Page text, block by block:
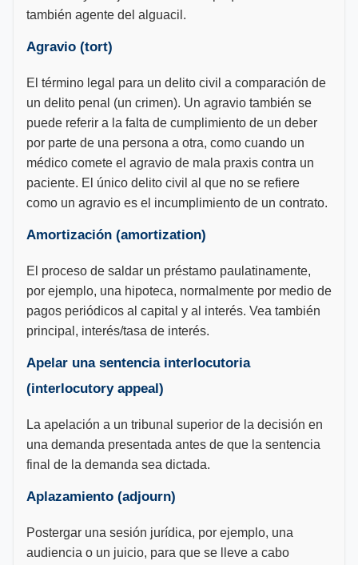
también agente del alguacil.
Agravio (tort)
El término legal para un delito civil a comparación de
un delito penal (un crimen). Un agravio también se
puede referir a la falta de cumplimiento de un deber
por parte de una persona a otra, como cuando un
médico comete el agravio de mala praxis contra un
paciente. El único delito civil al que no se refiere
como un agravio es el incumplimiento de un contrato.
Amortización (amortization)
El proceso de saldar un préstamo paulatinamente,
por ejemplo, una hipoteca, normalmente por medio de
pagos periódicos al capital y al interés. Vea también
principal, interés/tasa de interés.
Apelar una sentencia interlocutoria
(interlocutory appeal)
La apelación a un tribunal superior de la decisión en
una demanda presentada antes de que la sentencia
final de la demanda sea dictada.
Aplazamiento (adjourn)
Postergar una sesión jurídica, por ejemplo, una
audiencia o un juicio, para que se lleve a cabo